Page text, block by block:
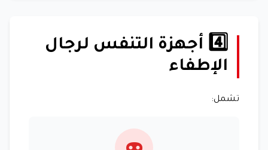
4️⃣ أجهزة التنفس لرجال
الإطفاء
تشمل: